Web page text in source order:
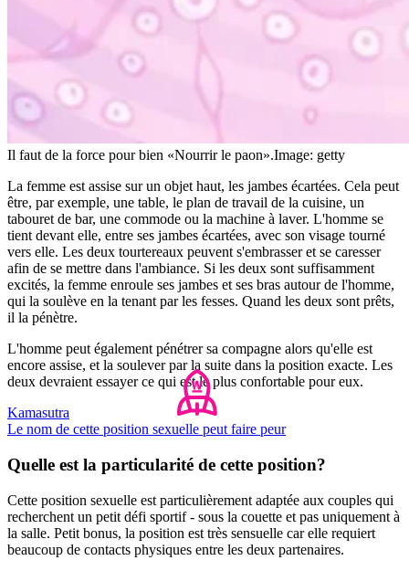
Il faut de la force pour bien «Nourrir le paon».Image: getty
La femme est assise sur un objet haut, les jambes écartées. Cela peut
être, par exemple, une table, le plan de travail de la cuisine, un
tabouret de bar, une commode ou la machine à laver. L'homme se
tient devant elle, entre ses jambes écartées, avec son visage tourné
vers elle. Les deux tourtereaux peuvent s'embrasser et se caresser
afin de se mettre dans l'ambiance. Si les deux sont suffisamment
excités, la femme enroule ses jambes et ses bras autour de l'homme,
qui la soulève en la tenant par les fesses. Quand les deux sont prêts,
il la pénètre.
L'homme peut également pénétrer sa compagne alors qu'elle est
encore assise, et la soulever par la suite dans la position exacte. Les
deux devraient essayer ce qui est le plus confortable pour eux.
Kamasutra
Le nom de cette position sexuelle peut faire peur
Quelle est la particularité de cette position?
Cette position sexuelle est particulièrement adaptée aux couples qui
recherchent un petit défi sportif - sous la couette et pas uniquement à
la salle. Petit bonus, la position est très sensuelle car elle requiert
beaucoup de contacts physiques entre les deux partenaires.